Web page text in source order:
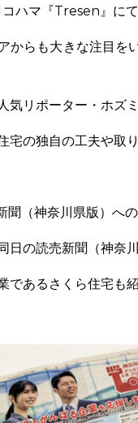
ハマ『Tresen』に
からも大きな注目を
気リポーター・ホズ
宅の独自の工夫や取
聞（神奈川県版）へ
日の読売新聞（神奈
であるさくら住宅も